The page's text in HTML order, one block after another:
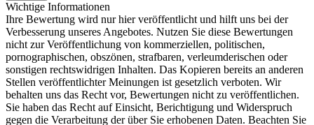
Wichtige Informationen
Ihre Bewertung wird nur hier veröffentlicht und hilft uns bei der
Verbesserung unseres Angebotes. Nutzen Sie diese Bewertungen
nicht zur Veröffentlichung von kommerziellen, politischen,
pornographischen, obszönen, strafbaren, verleumderischen oder
sonstigen rechtswidrigen Inhalten. Das Kopieren bereits an anderen
Stellen veröffentlichter Meinungen ist gesetzlich verboten. Wir
behalten uns das Recht vor, Bewertungen nicht zu veröffentlichen.
Sie haben das Recht auf Einsicht, Berichtigung und Widerspruch
gegen die Verarbeitung der über Sie erhobenen Daten. Beachten Sie